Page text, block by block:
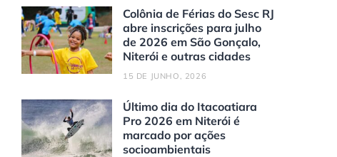
Colônia de Férias do Sesc RJ
abre inscrições para julho
de 2026 em São Gonçalo,
Niterói e outras cidades
15 DE JUNHO, 2026
Último dia do Itacoatiara
Pro 2026 em Niterói é
marcado por ações
socioambientais